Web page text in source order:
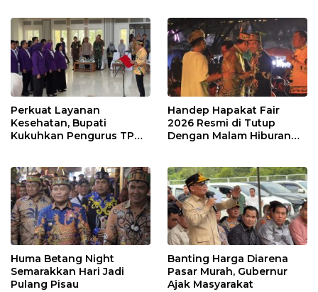
Perkuat Layanan
Kesehatan, Bupati
Kukuhkan Pengurus TP
Handep Hapakat Fair
2026 Resmi di Tutup
Dengan Malam Hiburan
Huma Betang Night
Semarakkan Hari Jadi
Pulang Pisau
Banting Harga Diarena
Pasar Murah, Gubernur
Ajak Masyarakat